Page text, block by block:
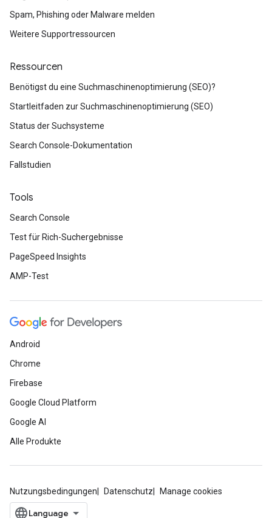
Spam, Phishing oder Malware melden
Weitere Supportressourcen
Ressourcen
Benötigst du eine Suchmaschinenoptimierung (SEO)?
Startleitfaden zur Suchmaschinenoptimierung (SEO)
Status der Suchsysteme
Search Console-Dokumentation
Fallstudien
Tools
Search Console
Test für Rich-Suchergebnisse
PageSpeed Insights
AMP-Test
Android
Chrome
Firebase
Google Cloud Platform
Google AI
Alle Produkte
Nutzungsbedingungen Datenschutz Manage cookies